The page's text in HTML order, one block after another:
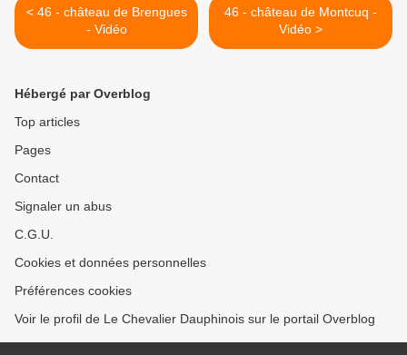
< 46 - château de Brengues
- Vidéo
46 - château de Montcuq -
Vidéo >
Hébergé par Overblog
Top articles
Pages
Contact
Signaler un abus
C.G.U.
Cookies et données personnelles
Préférences cookies
Voir le profil de Le Chevalier Dauphinois sur le portail Overblog